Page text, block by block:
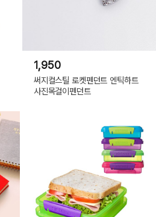
1,950
써지컬스틸 로켓펜던트 엔틱하트
사진목걸이펜던트